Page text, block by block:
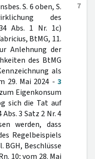
7
S. 6 oben, S.
des
Abs. 1 Nr. 1c)
BtMG, 11.
Anlehnung der
des BtMG
als
29. Mai 2024 - 3
Eigenkonsum
sich die Tat auf
3 Satz 2 Nr. 4
werden, dass
Regelbeispiels
Beschlüsse
10; vom 28. Mai